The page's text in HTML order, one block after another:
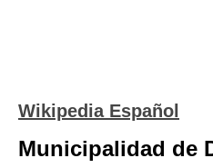
Wikipedia Español
Municipalidad de